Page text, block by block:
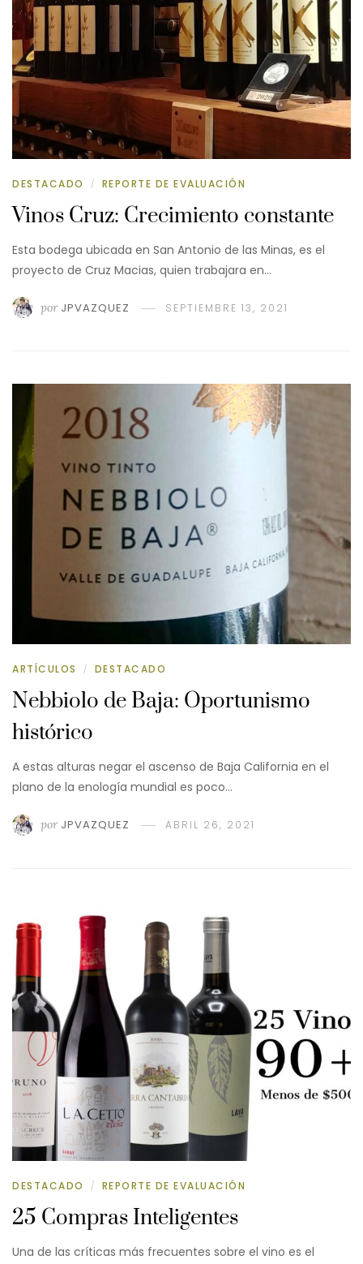
DESTACADO / REPORTE DE EVALUACIÓN
Vinos Cruz: Crecimiento constante
Esta bodega ubicada en San Antonio de las Minas, es el
proyecto de Cruz Macias, quien trabajara en…
por JPVAZQUEZ SEPTIEMBRE 13, 2021
ARTÍCULOS / DESTACADO
Nebbiolo de Baja: Oportunismo
histórico
A estas alturas negar el ascenso de Baja California en el
plano de la enología mundial es poco…
por JPVAZQUEZ ABRIL 26, 2021
DESTACADO / REPORTE DE EVALUACIÓN
25 Compras Inteligentes
Una de las críticas más frecuentes sobre el vino es el